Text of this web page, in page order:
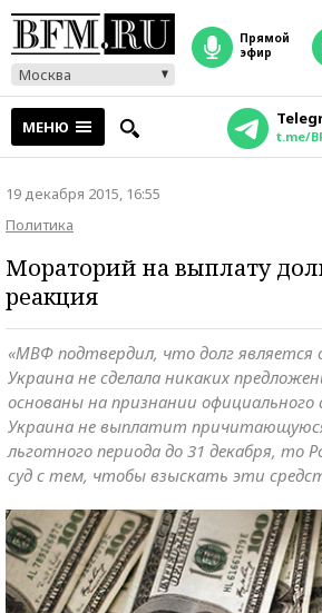
Москва
прямой
эфир
МЕНЮ t.me/
19 декабря 2015, 16:55
Политика
Мораторий на выплату
реакция
«МВФ подтвердил, что долг является
Украина не сделала никаких
основаны на признании официального
Украина не выплатит
льготного периода до 31 декабря, то
суд с тем, чтобы взыскать эти